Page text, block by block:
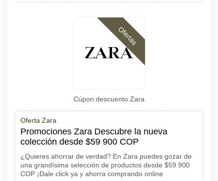
Ofertas
Cúpon descuento Zara
Oferta Zara
Promociones Zara Descubre la nueva
colección desde $59 900 COP
¿Quieres ahorrar de verdad? En Zara puedes gozar de
una grandísima selección de productos desde $59 900
COP ¡Dale click ya y ahorra comprando online